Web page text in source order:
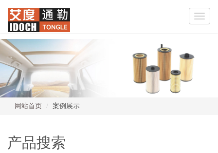
Toggle
网站首页 案例展示
产品搜索